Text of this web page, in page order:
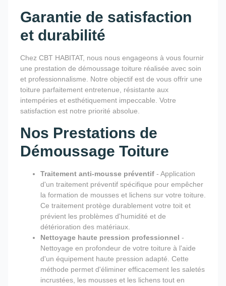
Garantie de satisfaction
et durabilité
Chez CBT HABITAT, nous nous engageons à vous fournir
une prestation de démoussage toiture réalisée avec soin
et professionnalisme. Notre objectif est de vous offrir une
toiture parfaitement entretenue, résistante aux
intempéries et esthétiquement impeccable. Votre
satisfaction est notre priorité absolue.
Nos Prestations de
Démoussage Toiture
Traitement anti-mousse préventif - Application
d'un traitement préventif spécifique pour empêcher
la formation de mousses et lichens sur votre toiture.
Ce traitement protège durablement votre toit et
prévient les problèmes d'humidité et de
détérioration des matériaux.
Nettoyage haute pression professionnel -
Nettoyage en profondeur de votre toiture à l'aide
d'un équipement haute pression adapté. Cette
méthode permet d'éliminer efficacement les saletés
incrustées, les mousses et les lichens tout en